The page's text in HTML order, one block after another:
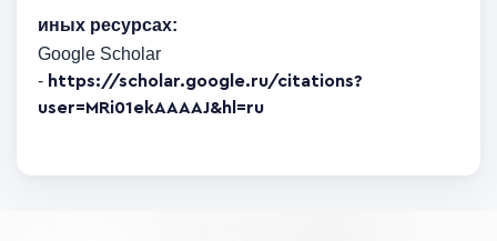
иных ресурсах:
Google Scholar
- https://scholar.google.ru/citations?
user=MRi01ekAAAAJ&hl=ru